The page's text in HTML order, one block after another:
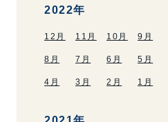
2022年
12月 11月 10月 9月
8月 7月 6月 5月
4月 3月 2月 1月